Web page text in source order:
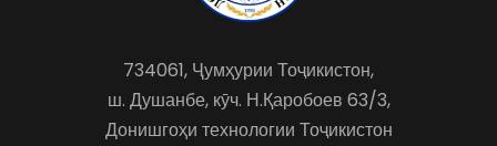
734061, Ҷумҳурии Тоҷикистон,
ш. Душанбе, кӯч. Н.Қаробоев 63/3,
Донишгоҳи технологии Тоҷикистон